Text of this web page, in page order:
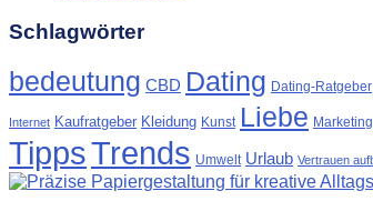
Schlagwörter
bedeutung CBD Dating Dating-Ratgeber
Internet Kaufratgeber Kleidung Kunst Liebe Marketing
TippsTrends Umwelt Urlaub Vertrauen